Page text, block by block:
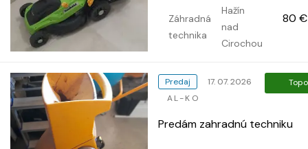
kosenia: 30-75 mm (5 polôh) Objem
zberného koša: 42 l Odporúčaná
kosenia: do 800 m² Hmotnosť: 11,5...
Záhradná
technika
Hažín
nad
Cirochou
80 €
Predaj
17. 07. 2026
AL-KO
Predám zahradnú techniku